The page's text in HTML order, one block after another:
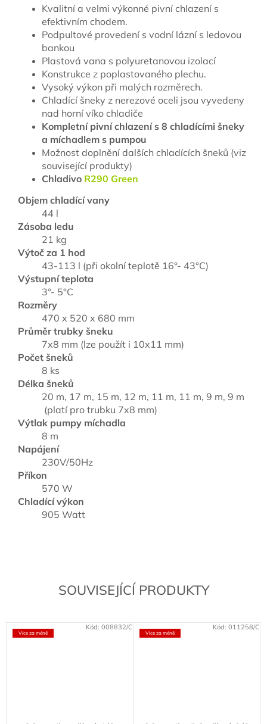
SOUVISEJÍCÍ PRODUKTY
Více za méně
Kód: 008832/C
Více za méně
Kód: 011258/C
Kvalitní a velmi výkonné pivní chlazení s
efektivním chodem.
Podpultové provedení s vodní lázní s ledovou
bankou
Plastová vana s polyuretanovou izolací
Konstrukce z poplastovaného plechu.
Vysoký výkon při malých rozměrech.
Chladící šneky z nerezové oceli jsou vyvedeny
nad horní víko chladiče
Kompletní pivní chlazení s 8 chladícími šneky
a míchadlem s pumpou
Možnost doplnění dalších chladících šneků (viz
související produkty)
Chladivo R290 Green
Objem chladící vany
44 l
Zásoba ledu
21 kg
Výtoč za 1 hod
43-113 l (při okolní teplotě 16°- 43°C)
Výstupní teplota
3°- 5°C
Rozměry
470 x 520 x 680 mm
Průměr trubky šneku
7x8 mm (lze použít i 10x11 mm)
Počet šneků
8 ks
Délka šneků
20 m, 17 m, 15 m, 12 m, 11 m, 11 m, 9 m, 9 m
(platí pro trubku 7x8 mm)
Výtlak pumpy míchadla
8 m
Napájení
230V/50Hz
Příkon
570 W
Chladící výkon
905 Watt